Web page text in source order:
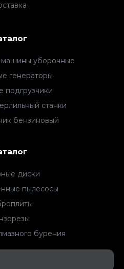
уборочные
генераторы
подгрузчики
станки
бензиновый
диски
пылесосы
бурения